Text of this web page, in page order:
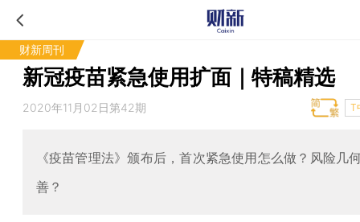
财新周刊
新冠疫苗紧急使用扩面｜特稿精选
2020年11月02日第42期 T
《疫苗管理法》颁布后，首次紧急使用怎么做？风险几
善？